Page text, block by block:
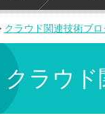
クラウド関連技術ブロ
クラウ